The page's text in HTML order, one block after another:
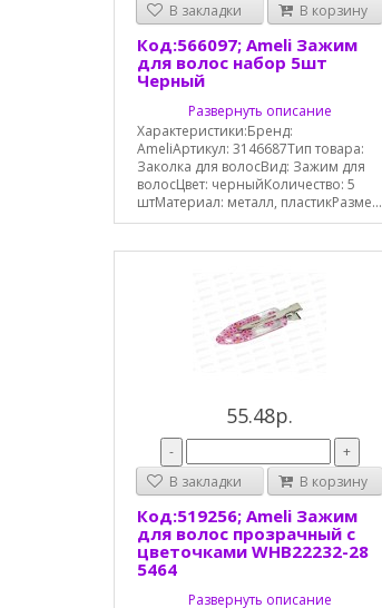
В закладки
В корзину
Код:566097; Ameli Зажим
для волос набор 5шт
Черный
Развернуть описание
Характеристики:Бренд:
AmeliАртикул: 3146687Тип товара:
Заколка для волосВид: Зажим для
волосЦвет: черныйКоличество: 5
штМатериал: металл, пластикРазме...
55.48р.
-
+
В закладки
В корзину
Код:519256; Ameli Зажим
для волос прозрачный с
цветочками WHB22232-28
5464
Развернуть описание